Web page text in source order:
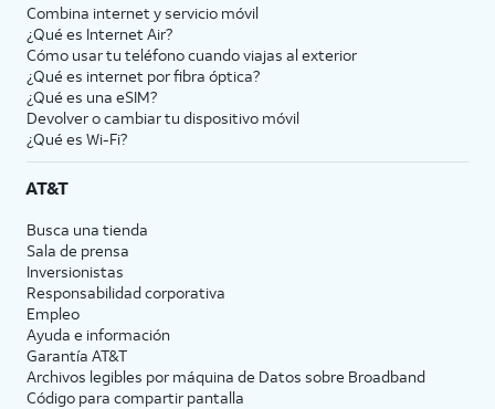
Combina internet y servicio móvil
¿Qué es Internet Air?
Cómo usar tu teléfono cuando viajas al exterior
¿Qué es internet por fibra óptica?
¿Qué es una eSIM?
Devolver o cambiar tu dispositivo móvil
¿Qué es Wi-Fi?
AT&T
Busca una tienda
Sala de prensa
Inversionistas
Responsabilidad corporativa
Empleo
Ayuda e información
Garantía AT&T
Archivos legibles por máquina de Datos sobre Broadband
Código para compartir pantalla